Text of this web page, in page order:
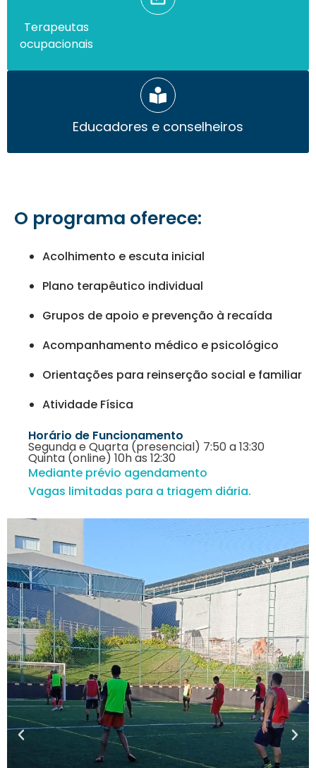
Terapeutas
ocupacionais
Educadores e conselheiros
O programa oferece:
Acolhimento e escuta inicial
Plano terapêutico individual
Grupos de apoio e prevenção à recaída
Acompanhamento médico e psicológico
Orientações para reinserção social e familiar
Atividade Física
Horário de Funcionamento
Segunda e Quarta (presencial) 7:50 a 13:30
Quinta (online) 10h as 12:30
Mediante prévio agendamento
Vagas limitadas para a triagem diária.